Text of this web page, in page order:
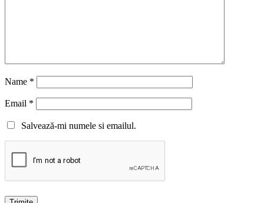
Name *
Email *
Salvează-mi numele si emailul.